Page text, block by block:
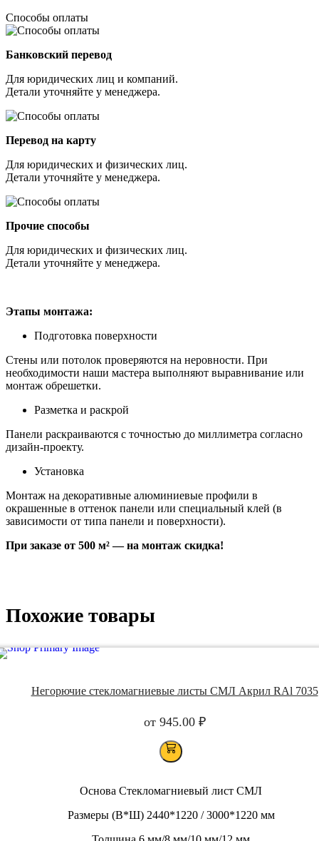
Способы оплаты
Банковский перевод
Для юридических лиц и компаний.
Детали уточняйте у менеджера.
Перевод на карту
Для юридических и физических лиц.
Детали уточняйте у менеджера.
Прочие способы
Для юридических и физических лиц.
Детали уточняйте у менеджера.
Этапы монтажа:
Подготовка поверхности
Стены или потолок проверяются на неровности. При
необходимости наши мастера выполняют выравнивание или
монтаж обрешетки.
Разметка и раскрой
Панели раскраиваются с точностью до миллиметра согласно
дизайн-проекту.
Установка
Монтаж на декоративные алюминиевые профили в
окрашенные в оттенок панели или специальный клей (в
зависимости от типа панели и поверхности).
При заказе от 500 м² — на монтаж скидка!
Похожие товары
Негорючие стекломагниевые листы СМЛ Акрил RAl 7035
от 945.00 ₽
Основа Стекломагниевый лист СМЛ
Размеры (В*Ш) 2440*1220 / 3000*1220 мм